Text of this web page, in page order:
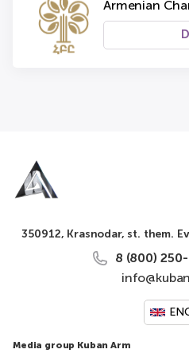
Armenian
350912, Krasnodar, st. them.
8 (800)
Media group Kuban Arm